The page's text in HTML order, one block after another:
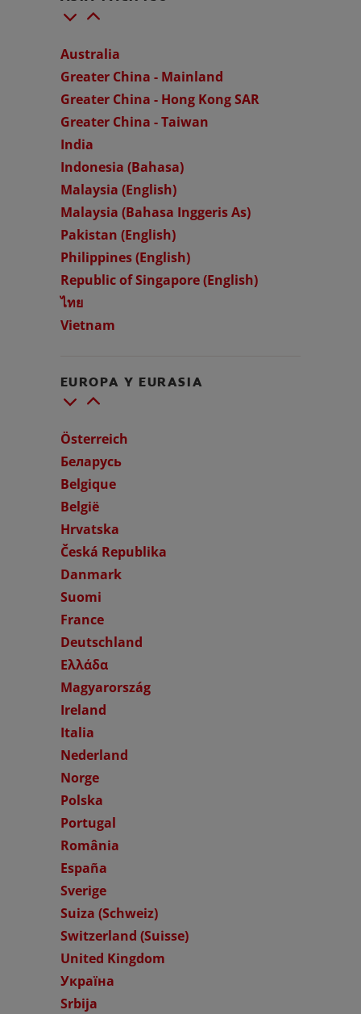
Australia
Greater China - Mainland
Greater China - Hong Kong SAR
Greater China - Taiwan
India
Indonesia (Bahasa)
Malaysia (English)
Malaysia (Bahasa Inggeris As)
Pakistan (English)
Philippines (English)
Republic of Singapore (English)
ไทย
Vietnam
EUROPA Y EURASIA
Österreich
Беларусь
Belgique
België
Hrvatska
Česká Republika
Danmark
Suomi
France
Deutschland
Ελλάδα
Magyarország
Ireland
Italia
Nederland
Norge
Polska
Portugal
România
España
Sverige
Suiza (Schweiz)
Switzerland (Suisse)
United Kingdom
Україна
Srbija